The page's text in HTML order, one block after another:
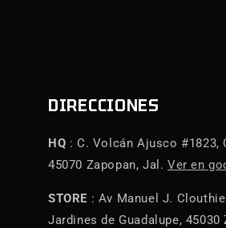
DIRECCIONES
HQ : C. Volcán Ajusco #1823,
45070 Zapopan, Jal. Ver en
STORE : Av Manuel J.
Jardines de Guadalupe, 45030